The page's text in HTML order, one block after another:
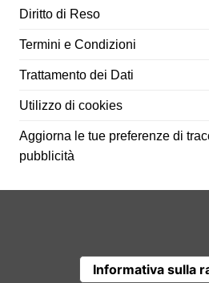
Diritto di Reso
Termini e Condizioni
Trattamento dei Dati
Utilizzo di cookies
Aggiorna le tue preferenze di
pubblicità
Informativa sulla